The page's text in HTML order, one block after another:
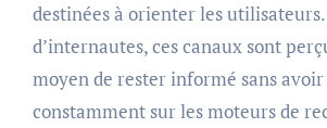
destinées à orienter les
d’internautes, ces canaux sont
moyen de rester informé sans
constamment sur les moteurs de